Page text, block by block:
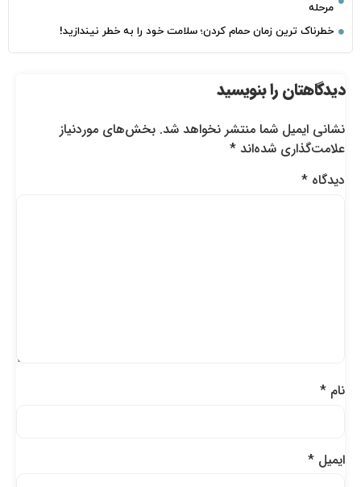
مرحله
خطرناک‌ ترین زمان‌ حمام کردن؛ سلامت خود را به خطر نیندازید!
دیدگاهتان را بنویسید
نشانی ایمیل شما منتشر نخواهد شد. بخش‌های موردنیاز
علامت‌گذاری شده‌اند*
دیدگاه*
نام*
ایمیل*